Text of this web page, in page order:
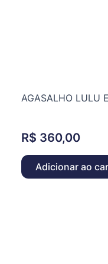
AGASALHO LULU
R$ 360,00
Adicionar ao